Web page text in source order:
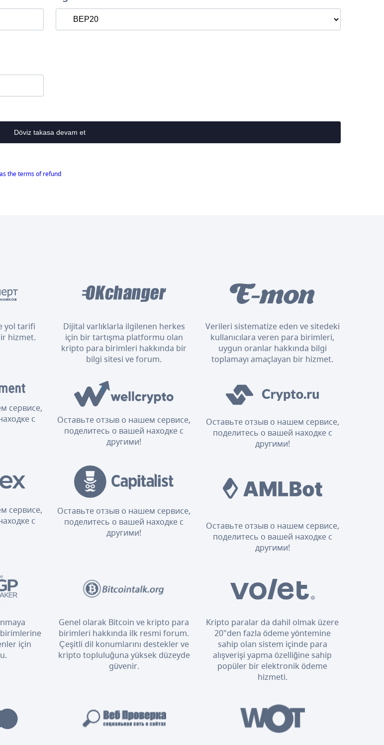
Döviz takasa devam et
the terms of refund
yol tarifi
hizmet.
Dijital varlıklarla ilgilenen herkes
için bir tartışma platformu olan
kripto para birimleri hakkında bir
bilgi sitesi ve forum.
Verileri sistematize eden ve sitedeki
kullanıcılara veren para birimleri,
uygun oranlar hakkında bilgi
toplamayı amaçlayan bir hizmet.
сервисе,
с
Оставьте отзыв о нашем сервисе,
поделитесь о вашей находке с
другими!
Оставьте отзыв о нашем сервисе,
поделитесь о вашей находке с
другими!
сервисе,
с
Оставьте отзыв о нашем сервисе,
поделитесь о вашей находке с
другими!
Оставьте отзыв о нашем сервисе,
поделитесь о вашей находке с
другими!
için
Genel olarak Bitcoin ve kripto para
birimleri hakkında ilk resmi forum.
Çeşitli dil konumlarını destekler ve
kripto topluluğuna yüksek düzeyde
güvenir.
Kripto paralar da dahil olmak üzere
20"den fazla ödeme yöntemine
sahip olan sistem içinde para
alışverişi yapma özelliğine sahip
popüler bir elektronik ödeme
hizmeti.